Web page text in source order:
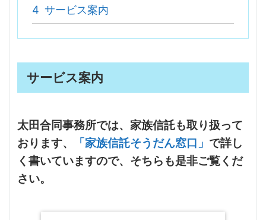
4 サービス案内
サービス案内
太田合同事務所では、家族信託も取り扱って
おります、
「家族信託そうだん窓口」 で詳し
く書いていますので、そちらも是非ご覧くだ
さい。